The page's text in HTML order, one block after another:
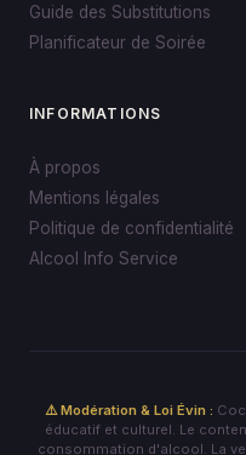
Guide des Substitutions
Planificateur de Soirée
INFORMATIONS
À propos
Mentions légales
Politique de confidentialité
Alcool Info Service
⚠️ Modération & Loi Évin :
éducatif et culturel. Le
consommation d'alcool. La